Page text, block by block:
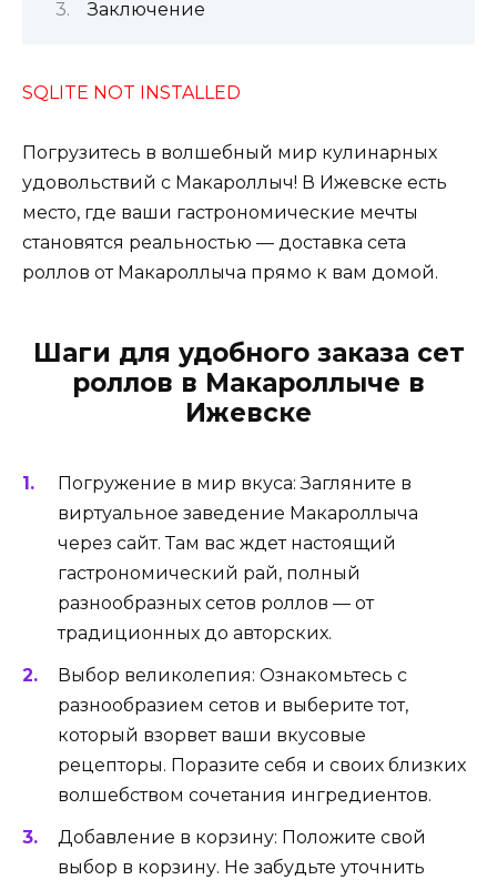
Заключение
SQLITE NOT INSTALLED
Погрузитесь в волшебный мир кулинарных
удовольствий с Макароллыч! В Ижевске есть
место, где ваши гастрономические мечты
становятся реальностью — доставка сета
роллов от Макароллыча прямо к вам домой.
Шаги для удобного заказа сет
роллов в Макароллыче в
Ижевске
Погружение в мир вкуса: Загляните в
виртуальное заведение Макароллыча
через сайт. Там вас ждет настоящий
гастрономический рай, полный
разнообразных сетов роллов — от
традиционных до авторских.
Выбор великолепия: Ознакомьтесь с
разнообразием сетов и выберите тот,
который взорвет ваши вкусовые
рецепторы. Поразите себя и своих близких
волшебством сочетания ингредиентов.
Добавление в корзину: Положите свой
выбор в корзину. Не забудьте уточнить